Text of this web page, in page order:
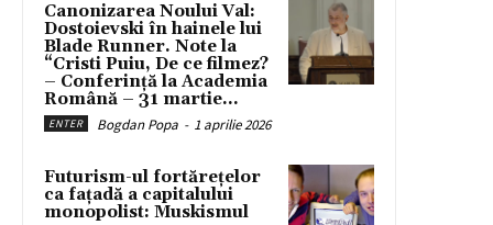
Canonizarea Noului Val:
Dostoievski în hainele lui
Blade Runner. Note la
“Cristi Puiu, De ce filmez?
– Conferință la Academia
Română – 31 martie...
ENTER Bogdan Popa - 1 aprilie 2026
Futurism-ul fortărețelor
ca fațadă a capitalului
monopolist: Muskismul